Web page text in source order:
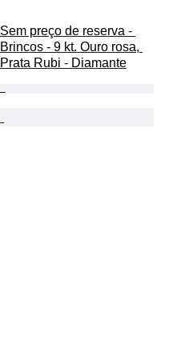
Sem preço de reserva -
Brincos - 9 kt. Ouro rosa,
Prata Rubi - Diamante